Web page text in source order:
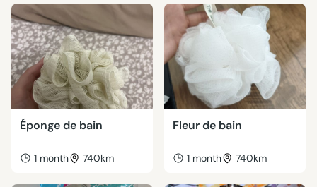
Éponge de bain
1 month 740km
Fleur de bain
1 month 740km